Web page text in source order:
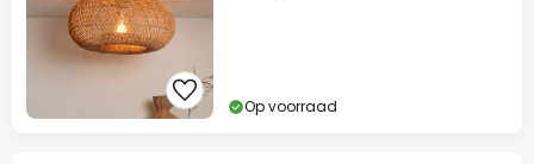
Op voorraad